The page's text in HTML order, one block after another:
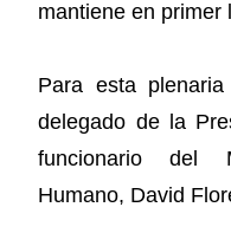
mantiene en primer
Para esta
delegado de la
funcionario del
Humano, David